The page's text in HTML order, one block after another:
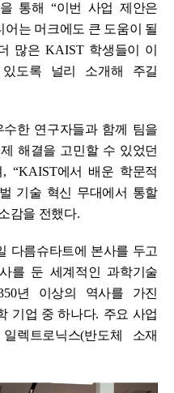
통해 “이번 사업 제안은
어는 머크에도 큰 도움이 될
많은 KAIST 학생들이 이
도록 널리 소개해 주길
한 연구자들과 함께 팀을
해결을 고민할 수 있었던
, “KAIST에서 배운 학문적
기술 혁신 무대에서 통할
감을 전했다.
다름슈타트에 본사를 두고
를 둔 세계적인 과학기술
년 이상의 역사를 가진
기업 중 하나다. 주요 사업
일렉트로닉스(반도체 소재